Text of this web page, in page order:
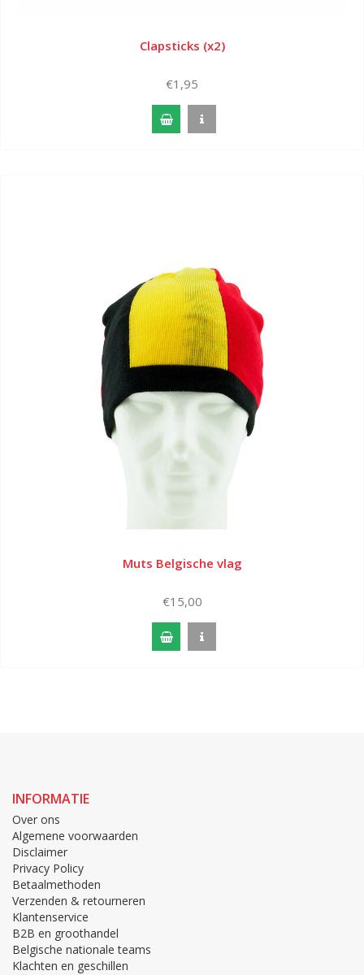
Clapsticks (x2)
€1,95
Muts Belgische vlag
€15,00
INFORMATIE
Over ons
Algemene voorwaarden
Disclaimer
Privacy Policy
Betaalmethoden
Verzenden & retourneren
Klantenservice
B2B en groothandel
Belgische nationale teams
Klachten en geschillen